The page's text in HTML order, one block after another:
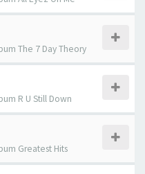
The 7 Day Theory
R U Still Down
Greatest Hits